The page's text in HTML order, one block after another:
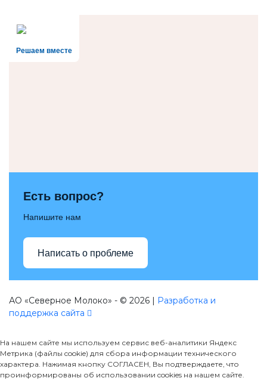
Решаем вместе
Есть вопрос?
Напишите нам
Написать о проблеме
АО «Северное Молоко» - © 2026 | Разработка и
поддержка сайта
На нашем сайте мы используем сервис веб-аналитики Яндекс
Метрика (файлы cookie) для сбора информации технического
характера. Нажимая кнопку СОГЛАСЕН, Вы подтверждаете, что
проинформированы об использовании cookies на нашем сайте.